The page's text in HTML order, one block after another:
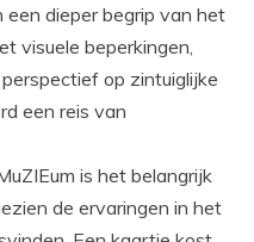
dieper begrip van het
visuele beperkingen,
op zintuiglijke
een reis van
is het belangrijk
de ervaringen in het